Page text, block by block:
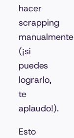
hacer
scrapping
manualmente
(¡si
puedes
lograrlo,
te
aplaudo!).
Esto